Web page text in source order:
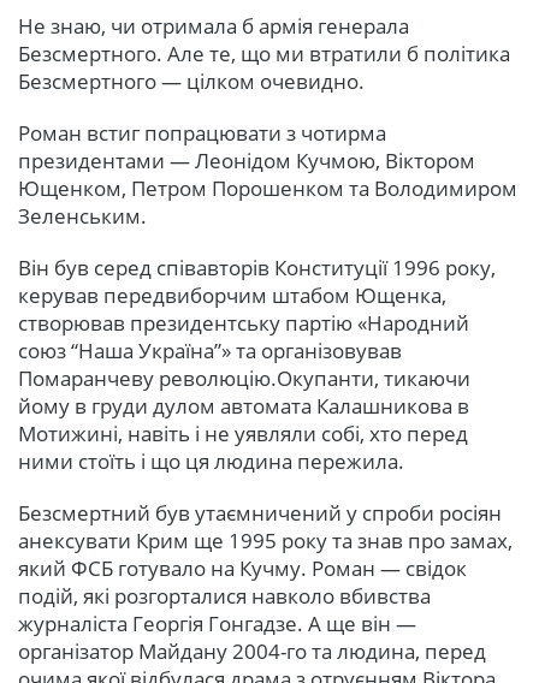
Не знаю, чи отримала б армія генерала
Безсмертного. Але те, що ми втратили б політика
Безсмертного — цілком очевидно.
Роман встиг попрацювати з чотирма
президентами — Леонідом Кучмою, Віктором
Ющенком, Петром Порошенком та Володимиром
Зеленським.
Він був серед співавторів Конституції 1996 року,
керував передвиборчим штабом Ющенка,
створював президентську партію «Народний
союз “Наша Україна”» та організовував
Помаранчеву революцію.Окупанти, тикаючи
йому в груди дулом автомата Калашникова в
Мотижині, навіть і не уявляли собі, хто перед
ними стоїть і що ця людина пережила.
Безсмертний був утаємничений у спроби росіян
анексувати Крим ще 1995 року та знав про замах,
який ФСБ готувало на Кучму. Роман — свідок
подій, які розгорталися навколо вбивства
журналіста Георгія Гонгадзе. А ще він —
організатор Майдану 2004-го та людина, перед